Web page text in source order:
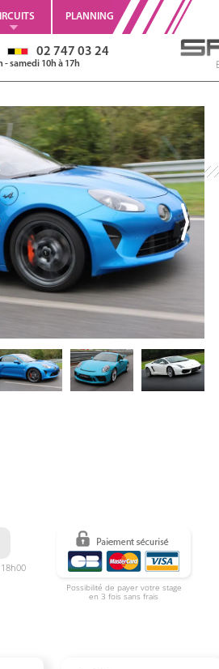
PLANNING
02 747 03 24
- samedi 10h à 17h
Possibilité de payer votre stage
en 3 fois sans frais